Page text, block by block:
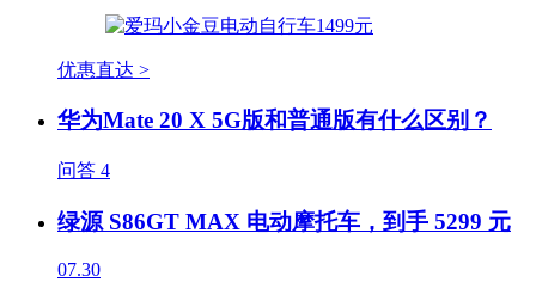
优惠直达 >
华为Mate 20 X 5G版和普通版有什么区别？
问答 4
绿源 S86GT MAX 电动摩托车，到手 5299 元
07.30